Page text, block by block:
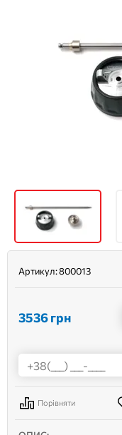
Артикул:800013
3536грн
Порівняти